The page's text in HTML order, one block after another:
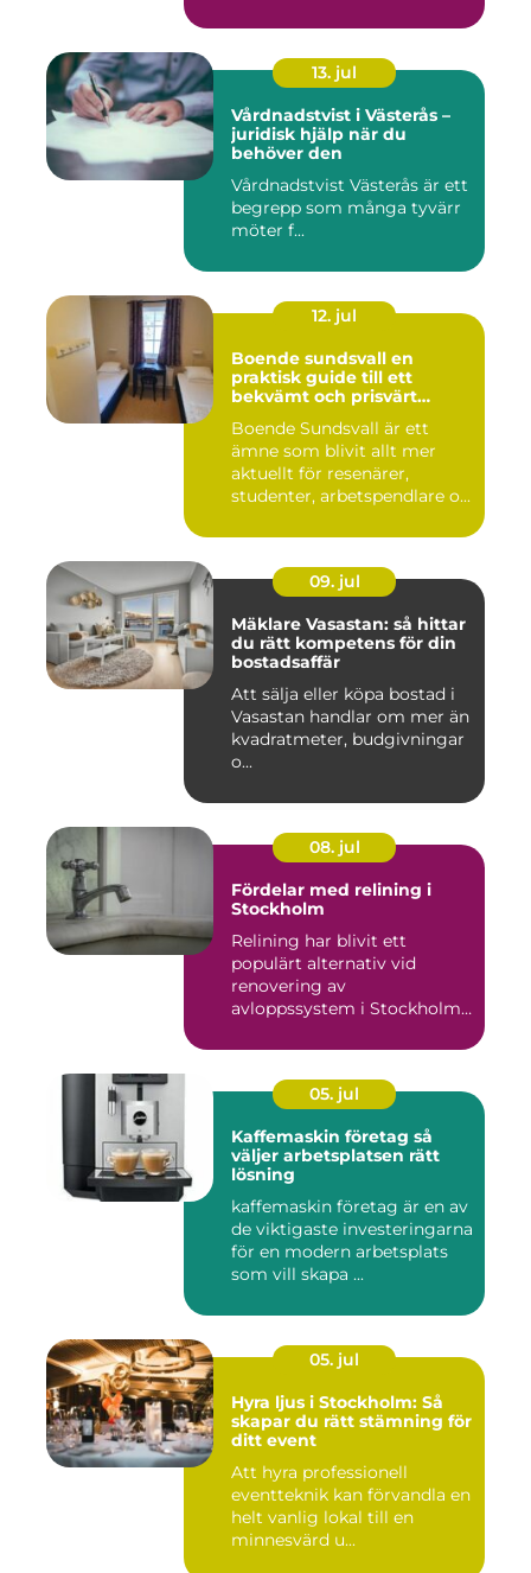
13. jul
Vårdnadstvist i Västerås –
juridisk hjälp när du
behöver den
Vårdnadstvist Västerås är ett
begrepp som många tyvärr
möter f...
12. jul
Boende sundsvall en
praktisk guide till ett
bekvämt och prisvärt
Boende Sundsvall är ett
ämne som blivit allt mer
aktuellt för resenärer,
studenter, arbetspendlare o...
09. jul
Mäklare Vasastan: så hittar
du rätt kompetens för din
bostadsaffär
Att sälja eller köpa bostad i
Vasastan handlar om mer än
kvadratmeter, budgivningar
o...
08. jul
Fördelar med relining i
Stockholm
Relining har blivit ett
populärt alternativ vid
renovering av
avloppssystem i Stockholm.
05. jul
Kaffemaskin företag så
väljer arbetsplatsen rätt
lösning
kaffemaskin företag är en av
de viktigaste investeringarna
för en modern arbetsplats
som vill skapa ...
05. jul
Hyra ljus i Stockholm: Så
skapar du rätt stämning för
ditt event
Att hyra professionell
eventteknik kan förvandla en
helt vanlig lokal till en
minnesvärd u...